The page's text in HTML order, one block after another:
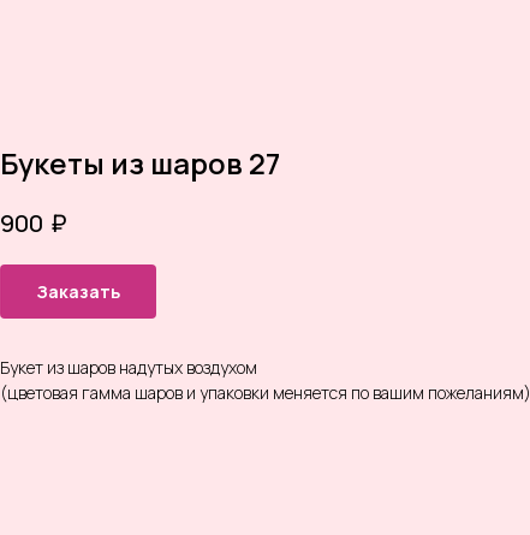
Букеты из шаров 27
900 ₽
Заказать
Букет из шаров надутых воздухом
(цветовая гамма шаров и упаковки меняется по вашим пожеланиям)